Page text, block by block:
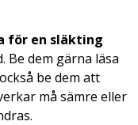
för en släkting
Be dem gärna läsa
be dem att
må sämre eller